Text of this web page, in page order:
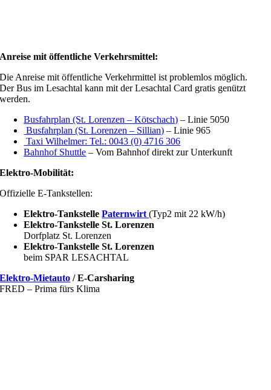
Anreise mit öffentliche Verkehrsmittel:
Die Anreise mit öffentliche Verkehrmittel ist problemlos möglich.
Der Bus im Lesachtal kann mit der Lesachtal Card gratis genützt
werden.
Busfahrplan (St. Lorenzen – Kötschach) – Linie 5050
Busfahrplan (St. Lorenzen – Sillian) – Linie 965
Taxi Wilhelmer: Tel.: 0043 (0) 4716 306
Bahnhof Shuttle – Vom Bahnhof direkt zur Unterkunft
Elektro-Mobilität:
Offizielle E-Tankstellen:
Elektro-TankstellePaternwirt(Typ2 mit 22 kW/h)
Elektro-Tankstelle St. Lorenzen
Dorfplatz St. Lorenzen
Elektro-Tankstelle St. Lorenzen
beim SPAR LESACHTAL
Elektro-Mietauto / E-Carsharing
FRED – Prima fürs Klima